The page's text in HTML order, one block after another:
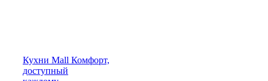
Кухни Mall Комфорт,
доступный